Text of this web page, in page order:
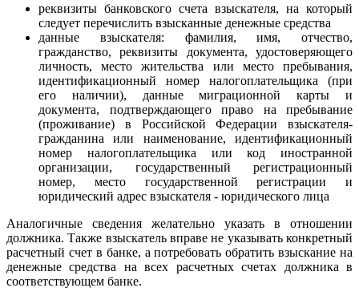
реквизиты банковского счета взыскателя, на который
следует перечислить взысканные денежные средства
данные взыскателя: фамилия, имя, отчество,
гражданство, реквизиты документа, удостоверяющего
личность, место жительства или место пребывания,
идентификационный номер налогоплательщика (при
его наличии), данные миграционной карты и
документа, подтверждающего право на пребывание
(проживание) в Российской Федерации взыскателя-
гражданина или наименование, идентификационный
номер налогоплательщика или код иностранной
организации, государственный регистрационный
номер, место государственной регистрации и
юридический адрес взыскателя - юридического лица
Аналогичные сведения желательно указать в отношении
должника. Также взыскатель вправе не указывать конкретный
расчетный счет в банке, а потребовать обратить взыскание на
денежные средства на всех расчетных счетах должника в
соответствующем банке.